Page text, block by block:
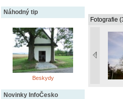
Náhodný tip
Beskydy
Novinky InfoČesko
Fotografie